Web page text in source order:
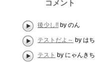
コメント
後少し!! by のん
テストだよ～ by はち
テスト by にゃんきち